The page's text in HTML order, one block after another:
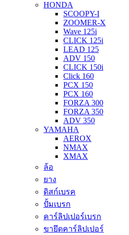
HONDA
SCOOPY-I
ZOOMER-X
Wave 125i
CLICK 125i
LEAD 125
ADV 150
CLICK 150i
Click 160
PCX 150
PCX 160
FORZA 300
FORZA 350
ADV 350
YAMAHA
AEROX
NMAX
XMAX
ล้อ
ยาง
ดิสก์เบรค
ปั้มเบรก
คาร์ลิปเปอร์เบรก
ขายึดคาร์ลิปเปอร์